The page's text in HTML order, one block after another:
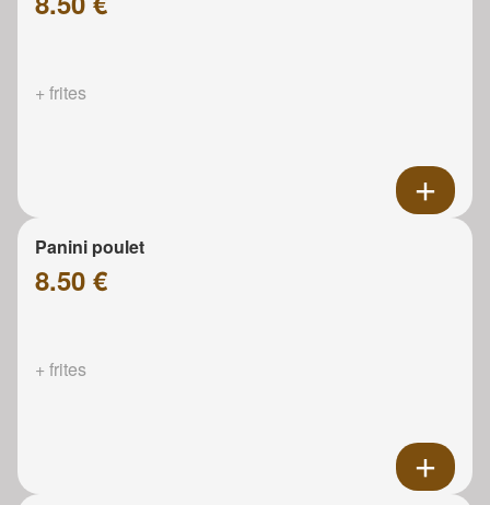
+ frites
Panini poulet
8.50 €
+ frites